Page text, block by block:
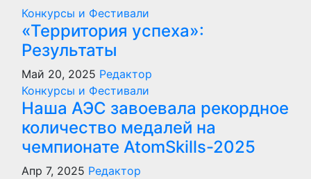
Конкурсы и Фестивали
«Территория успеха»:
Результаты
Май 20, 2025 Редактор
Конкурсы и Фестивали
Наша АЭС завоевала рекордное
количество медалей на
чемпионате AtomSkills-2025
Апр 7, 2025 Редактор